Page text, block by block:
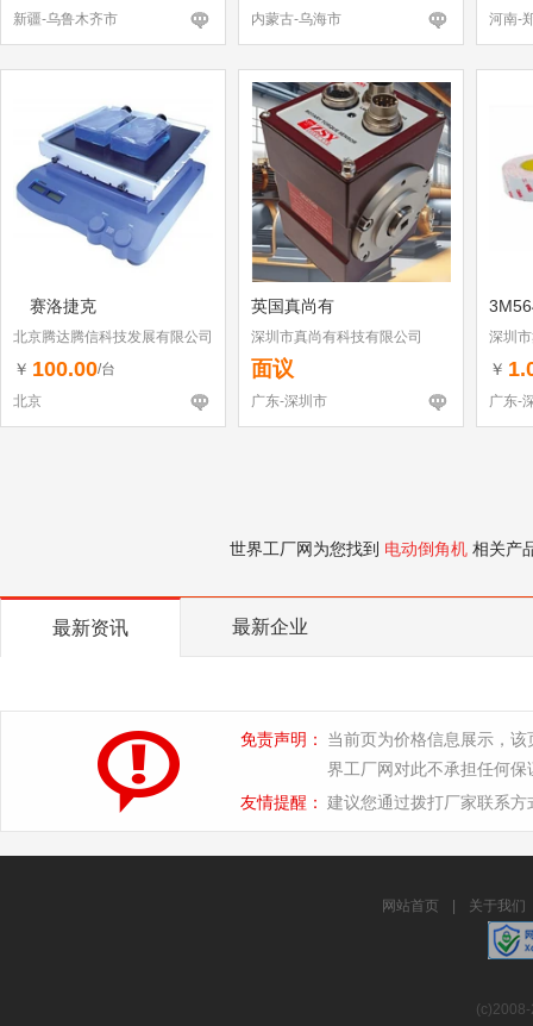
新疆-乌鲁木齐市
内蒙古-乌海市
河南-
赛洛捷克
北京腾达腾信科技发展有限公司
￥ 100.00/台
北京
英国真尚有
深圳市真尚有科技有限公司
面议
广东-深圳市
深圳
￥
广东-
世界工厂网为您找到 电动倒角机 相关产
最新资讯 最新企业
免责声明：
当前页为价格信息展示，
界工厂网对此不承担任何保
友情提醒： 建议您通过拨打厂家联系
网站首页 关于我们